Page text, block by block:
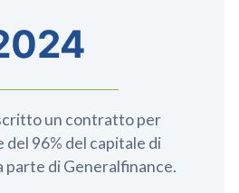
un contratto per
del 96% del capitale di
parte di Generalfinance.